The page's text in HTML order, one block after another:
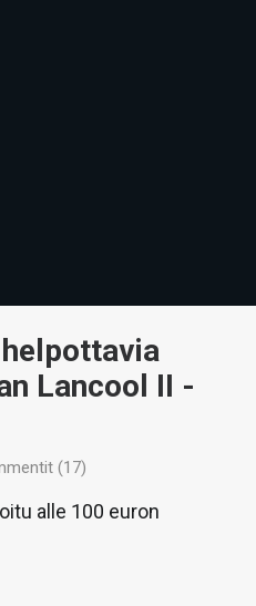
Lancool II -
(17)
alle 100 euron